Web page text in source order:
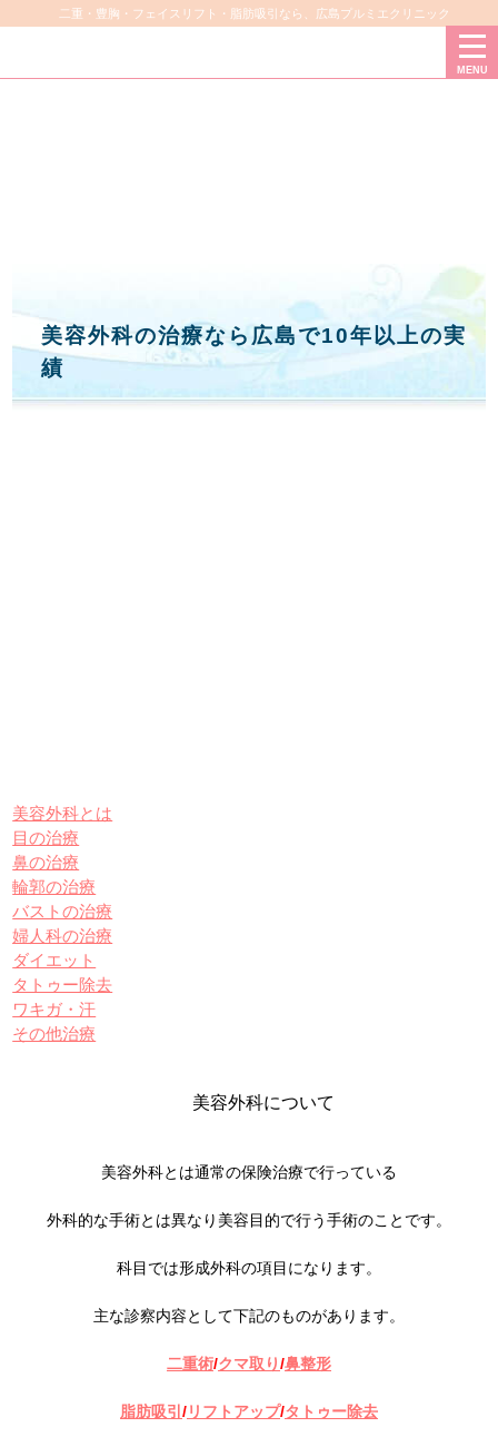
二重・豊胸・フェイスリフト・脂肪吸引なら、広島プルミエクリニック
MENU
美容外科の治療なら広島で10年以上の実
績
美容外科とは
目の治療
鼻の治療
輪郭の治療
バストの治療
婦人科の治療
ダイエット
タトゥー除去
ワキガ・汗
その他治療
美容外科について
美容外科とは通常の保険治療で行っている
外科的な手術とは異なり美容目的で行う手術のことです。
科目では形成外科の項目になります。
主な診察内容として下記のものがあります。
二重術/クマ取り/鼻整形
脂肪吸引 /リフトアップ/タトゥー除去